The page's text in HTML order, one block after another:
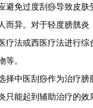
免过度刮痧导致皮肤
而异。对于轻度膀胱
疗法或西医疗法进行
等。
择中医刮痧作为治疗
只能起到辅助治疗的